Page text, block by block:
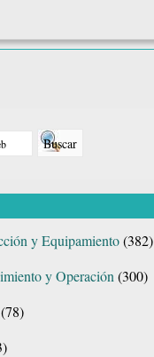
y Equipamiento(382)
y Operación (300)
(78)